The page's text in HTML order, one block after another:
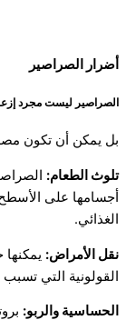
أضرار الصراصير
الصراصير ليست مجرد
بل يمكن أن تكون
تلوث الطعام:
أجسامها على الأسطح
الغذائي.
نقل الأمراض: يمكنها
القولونية التي
الحساسية والربو: